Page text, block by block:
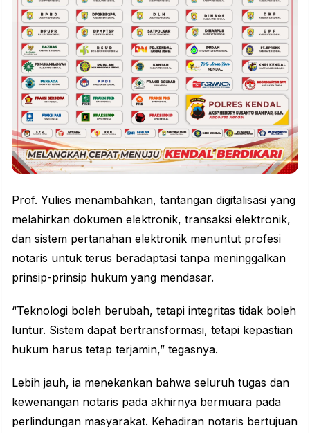
Prof. Yulies menambahkan, tantangan digitalisasi yang
melahirkan dokumen elektronik, transaksi elektronik,
dan sistem pertanahan elektronik menuntut profesi
notaris untuk terus beradaptasi tanpa meninggalkan
prinsip-prinsip hukum yang mendasar.
“Teknologi boleh berubah, tetapi integritas tidak boleh
luntur. Sistem dapat bertransformasi, tetapi kepastian
hukum harus tetap terjamin,” tegasnya.
Lebih jauh, ia menekankan bahwa seluruh tugas dan
kewenangan notaris pada akhirnya bermuara pada
perlindungan masyarakat. Kehadiran notaris bertujuan